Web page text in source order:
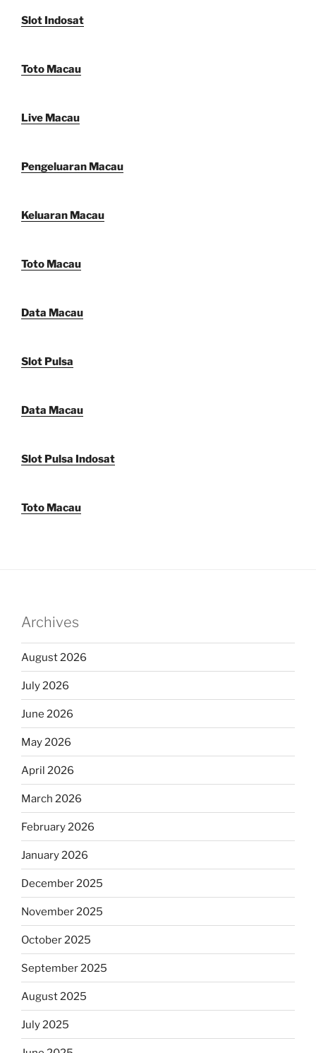
Slot Indosat
Toto Macau
Live Macau
Pengeluaran Macau
Keluaran Macau
Toto Macau
Data Macau
Slot Pulsa
Data Macau
Slot Pulsa Indosat
Toto Macau
Archives
August 2026
July 2026
June 2026
May 2026
April 2026
March 2026
February 2026
January 2026
December 2025
November 2025
October 2025
September 2025
August 2025
July 2025